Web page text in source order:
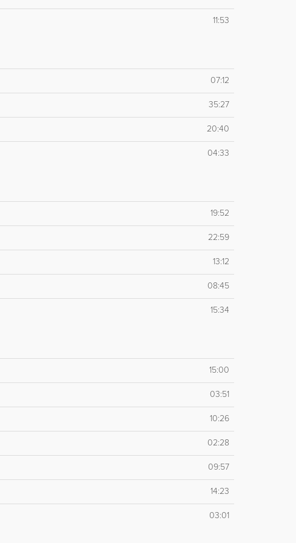
11:53
07:12
35:27
20:40
04:33
19:52
22:59
13:12
08:45
15:34
15:00
03:51
10:26
02:28
09:57
14:23
03:01